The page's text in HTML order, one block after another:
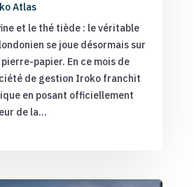
Atlas
et le thé tiède : le véritable
se joue désormais sur
papier. En ce mois de
de gestion Iroko franchit
en posant officiellement
de la...